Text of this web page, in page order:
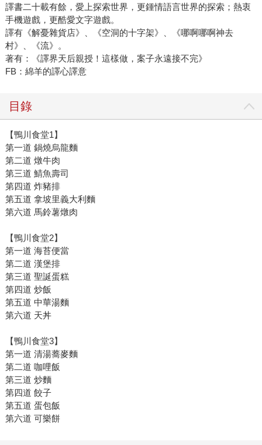
譯書二十載有餘，愛上探索世界，更鍾情語言世界的探索；熱衷
手機遊戲，更酷愛文字遊戲。
譯有《解憂雜貨店》、《空洞的十字架》、《哪啊哪啊神去
村》、《流》。
著有：《譯界天后親授！這樣做，案子永遠接不完》
FB：綿羊的譯心譯意
目錄
【鴨川食堂1】
第一道 鍋燒烏龍麵
第二道 燉牛肉
第三道 鯖魚壽司
第四道 炸豬排
第五道 拿坡里義大利麵
第六道 馬鈴薯燉肉
【鴨川食堂2】
第一道 海苔便當
第二道 漢堡排
第三道 聖誕蛋糕
第四道 炒飯
第五道 中華湯麵
第六道 天丼
【鴨川食堂3】
第一道 清湯蕎麥麵
第二道 咖哩飯
第三道 炒麵
第四道 餃子
第五道 蛋包飯
第六道 可樂餅